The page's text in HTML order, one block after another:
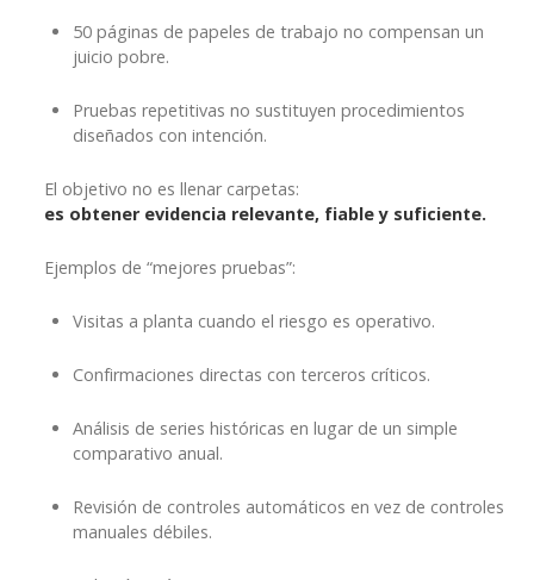
50 páginas de papeles de trabajo no compensan un
juicio pobre.
Pruebas repetitivas no sustituyen procedimientos
diseñados con intención.
El objetivo no es llenar carpetas:
es obtener evidencia relevante, fiable y suficiente.
Ejemplos de “mejores pruebas”:
Visitas a planta cuando el riesgo es operativo.
Confirmaciones directas con terceros críticos.
Análisis de series históricas en lugar de un simple
comparativo anual.
Revisión de controles automáticos en vez de controles
manuales débiles.